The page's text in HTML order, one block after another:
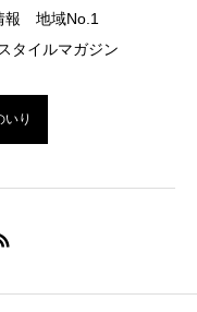
報 地域No.1
タイルマガジン
いり